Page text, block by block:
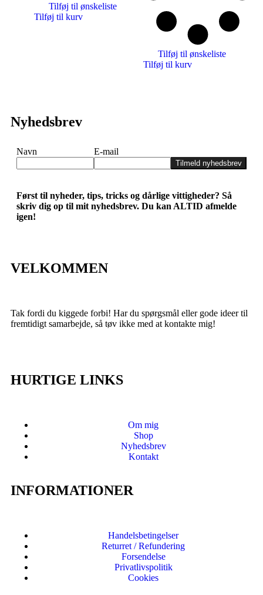
Tilføj til ønskeliste
Tilføj til kurv
Tilføj til ønskeliste
Tilføj til kurv
Nyhedsbrev
Navn E-mail
Tilmeld nyhedsbrev
Først til nyheder, tips, tricks og dårlige vittigheder? Så
skriv dig op til mit nyhedsbrev. Du kan ALTID afmelde
igen!
VELKOMMEN
Tak fordi du kiggede forbi! Har du spørgsmål eller gode ideer til
fremtidigt samarbejde, så tøv ikke med at kontakte mig!
HURTIGE LINKS
Om mig
Shop
Nyhedsbrev
Kontakt
INFORMATIONER
Handelsbetingelser
Returret / Refundering
Forsendelse
Privatlivspolitik
Cookies